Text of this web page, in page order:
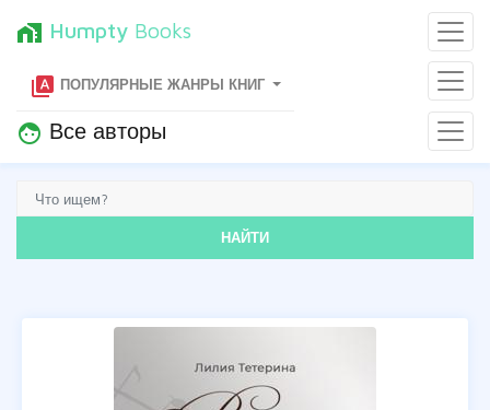
home_work Humpty Books
type_specimen ПОПУЛЯРНЫЕ ЖАНРЫ КНИГ
face Все авторы
НАЙТИ